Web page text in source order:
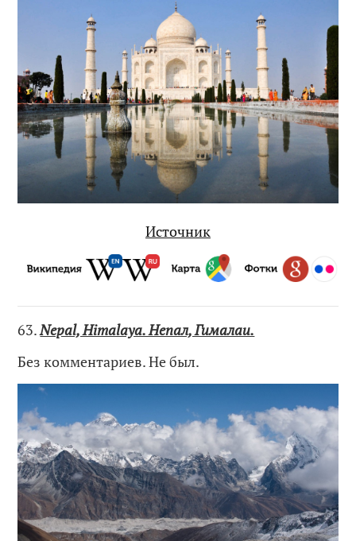
Источник
63.Nepal, Himalaya. Непал, Гималаи.
Без комментариев. Не был.